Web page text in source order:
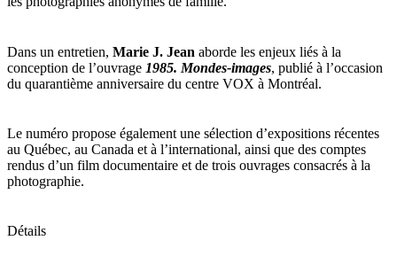
Dans un entretien, Marie J. Jean aborde les enjeux liés à la
conception de l’ouvrage 1985. Mondes-images, publié à l’occasion
du quarantième anniversaire du centre VOX à Montréal.
Le numéro propose également une sélection d’expositions récentes
au Québec, au Canada et à l’international, ainsi que des comptes
rendus d’un film documentaire et de trois ouvrages consacrés à la
photographie.
Détails